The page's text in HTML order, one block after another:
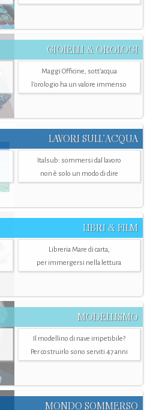
GIOIELLI & OROLOGI
Maggi Officine, sott’acqua
l'orologio ha un valore immenso
LAVORI SULL’ACQUA
Italsub: sommersi dal lavoro
non è solo un modo di dire
LIBRI & FILM
Libreria Mare di carta,
per immergersi nella lettura
MODELLISMO
Il modellino di nave irripetibile?
Per costruirlo sono serviti 47 anni
MONDO SOMMERSO